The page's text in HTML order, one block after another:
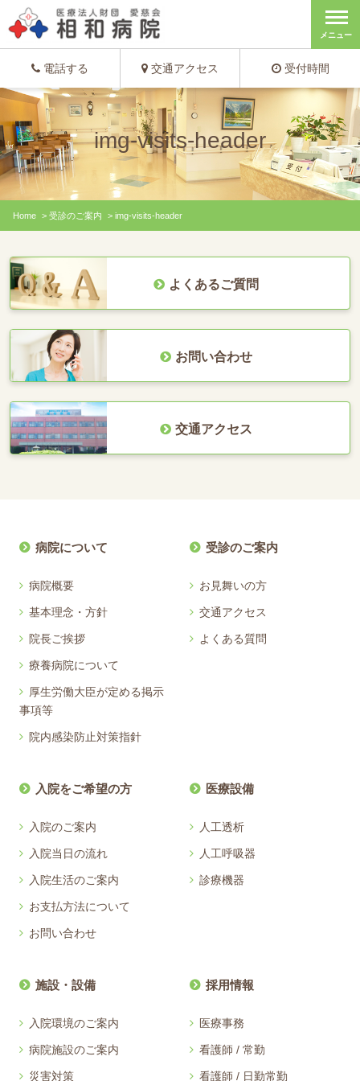
メニュー
電話する 交通アクセス 受付時間
img-visits-header
Home > 受診のご案内 > img-visits-header
よくあるご質問
お問い合わせ
交通アクセス
病院について
病院概要
基本理念・方針
院長ご挨拶
療養病院について
厚生労働大臣が定める掲示
事項等
院内感染防止対策指針
受診のご案内
お見舞いの方
交通アクセス
よくある質問
入院をご希望の方
入院のご案内
入院当日の流れ
入院生活のご案内
お支払方法について
お問い合わせ
医療設備
人工透析
人工呼吸器
診療機器
施設・設備
入院環境のご案内
病院施設のご案内
災害対策
採用情報
医療事務
看護師 / 常勤
看護師 / 日勤常勤